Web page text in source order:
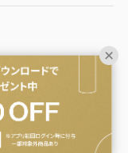
タンプ）